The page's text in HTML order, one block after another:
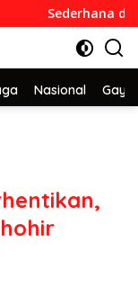
Sederhana dan
Nasional Gaya